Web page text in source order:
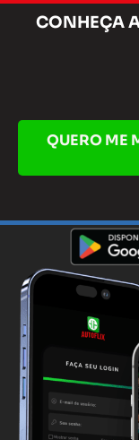
CONHEÇA
QUERO ME